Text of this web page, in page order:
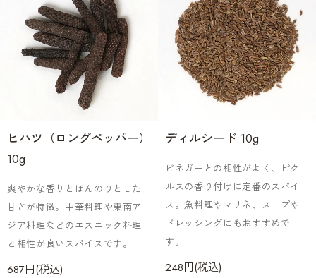
ヒハツ（ロングペッパー）
10g
爽やかな香りとほんのりとした
甘さが特徴。中華料理や東南ア
ジア料理などのエスニック料理
と相性が良いスパイスです。
687円(税込)
ディルシード 10g
ビネガーとの相性がよく、ピク
ルスの香り付けに定番のスパイ
ス。魚料理やマリネ、スープや
ドレッシングにもおすすめで
す。
248円(税込)